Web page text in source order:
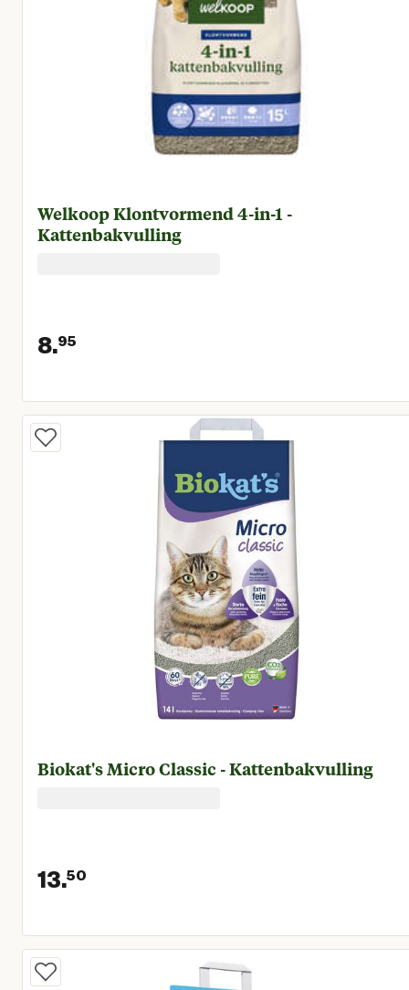
Welkoop Klontvormend 4-in-1 -
Kattenbakvulling
8.95
Huidige prijs € 8,95
Biokat's Micro Classic - Kattenbakvulling
13.50
Huidige prijs € 13,50